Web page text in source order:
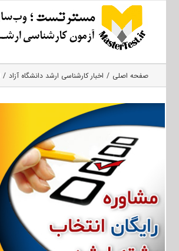
صفحه اصلی اخبار کارشناسی ارشد دانشگاه آزاد